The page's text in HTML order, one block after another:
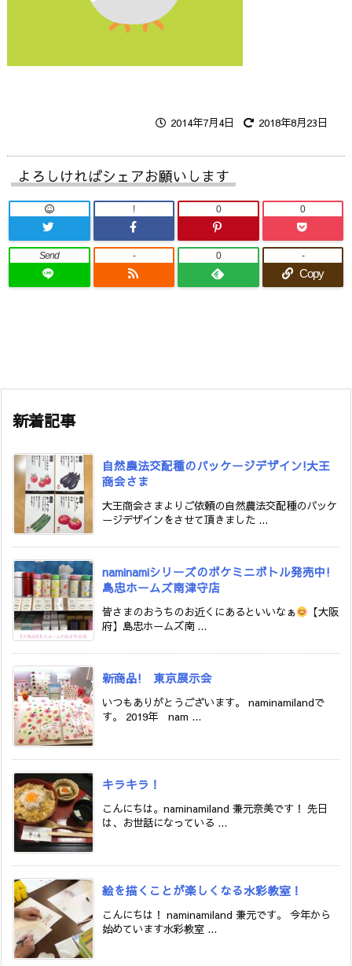
2014年7月4日 2018年8月23日
よろしければシェアお願いします
! 0 0
Send - 0
Copy
-
新着記事
自然農法交配種のパッケージデザイン!大王
商会さま
大王商会さまよりご依頼の自然農法交配種のパッケ
ージデザインをさせて頂きました ...
naminamiシリーズのポケミニボトル発売中!
島忠ホームズ南津守店
皆さまのおうちのお近くにあるといいなぁ
【大阪
府】島忠ホームズ南 ...
新商品! 東京展示会
いつもありがとうございます。 naminamilandで
す。 2019年 nam ...
キラキラ！
こんにちは。naminamiland 兼元奈美です！ 先日
は、お世話になっている ...
絵を描くことが楽しくなる水彩教室！
こんにちは！ naminamiland 兼元です。 今年から
始めています水彩教室 ...